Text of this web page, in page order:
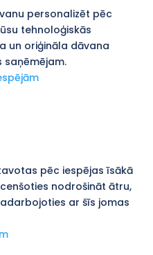
personalizēt pēc
tehnoloģiskās
un oriģināla dāvana
saņēmējam.
pēc iespējas īsākā
nodrošināt ātru,
ar šīs jomas